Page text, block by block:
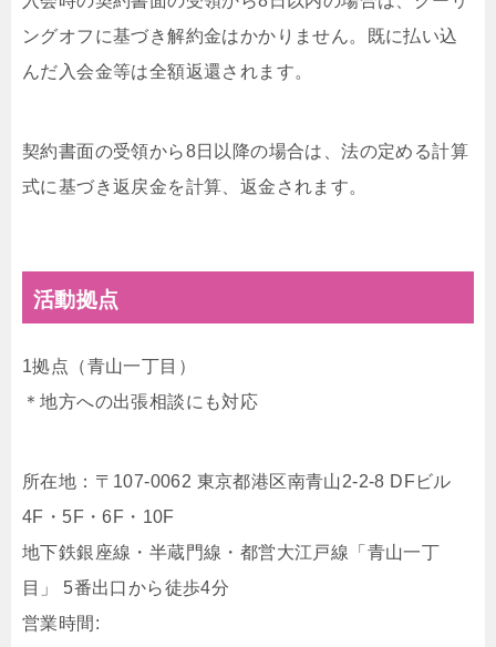
ングオフに基づき解約金はかかりません。既に払い込
んだ入会金等は全額返還されます。
契約書面の受領から8日以降の場合は、法の定める計算
式に基づき返戻金を計算、返金されます。
活動拠点
1拠点（青山一丁目）
＊地方への出張相談にも対応
所在地：〒107‐0062 東京都港区南青山2‐2‐8 DFビル
4F・5F・6F・10F
地下鉄銀座線・半蔵門線・都営大江戸線「青山一丁
目」 5番出口から徒歩4分
営業時間: